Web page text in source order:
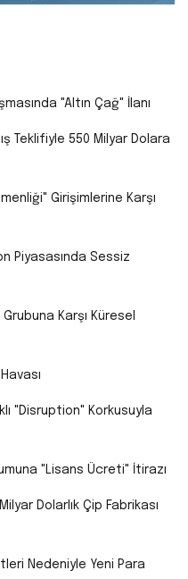
"Altın Çağ" İlanı
Teklifiyle 550 Milyar Dolara
Girişimlerine Karşı
Piyasasında Sessiz
Karşı Küresel
"Disruption" Korkusuyla
"Lisans Ücreti" İtirazı
Dolarlık Çip Fabrikası
Nedeniyle Yeni Para